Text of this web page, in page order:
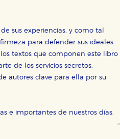
sus experiencias, y como tal
para defender sus ideales
textos que componen este libro
de los servicios secretos,
autores clave para ella por su
e importantes de nuestros días.